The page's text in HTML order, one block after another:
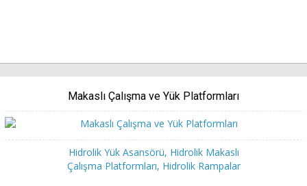
Makaslı Çalışma ve Yük Platformları
Hidrolik Yük Asansörü, Hidrolik Makaslı
Çalışma Platformları, Hidrolik Rampalar